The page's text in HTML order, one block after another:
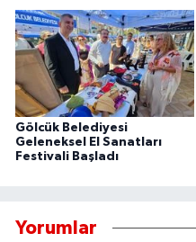
Gölcük Belediyesi
Geleneksel El Sanatları
Festivali Başladı
Yorumlar